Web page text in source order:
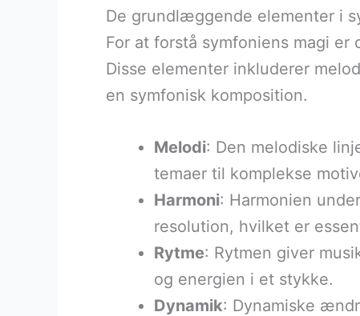
De grundlæggende elementer i
For at forstå symfoniens magi
Disse elementer inkluderer
en symfonisk komposition.
Melodi: Den melodiske
temaer til komplekse
Harmoni: Harmonien
resolution, hvilket er
Rytme: Rytmen giver
og energien i et stykke.
Dynamik: Dynamiske